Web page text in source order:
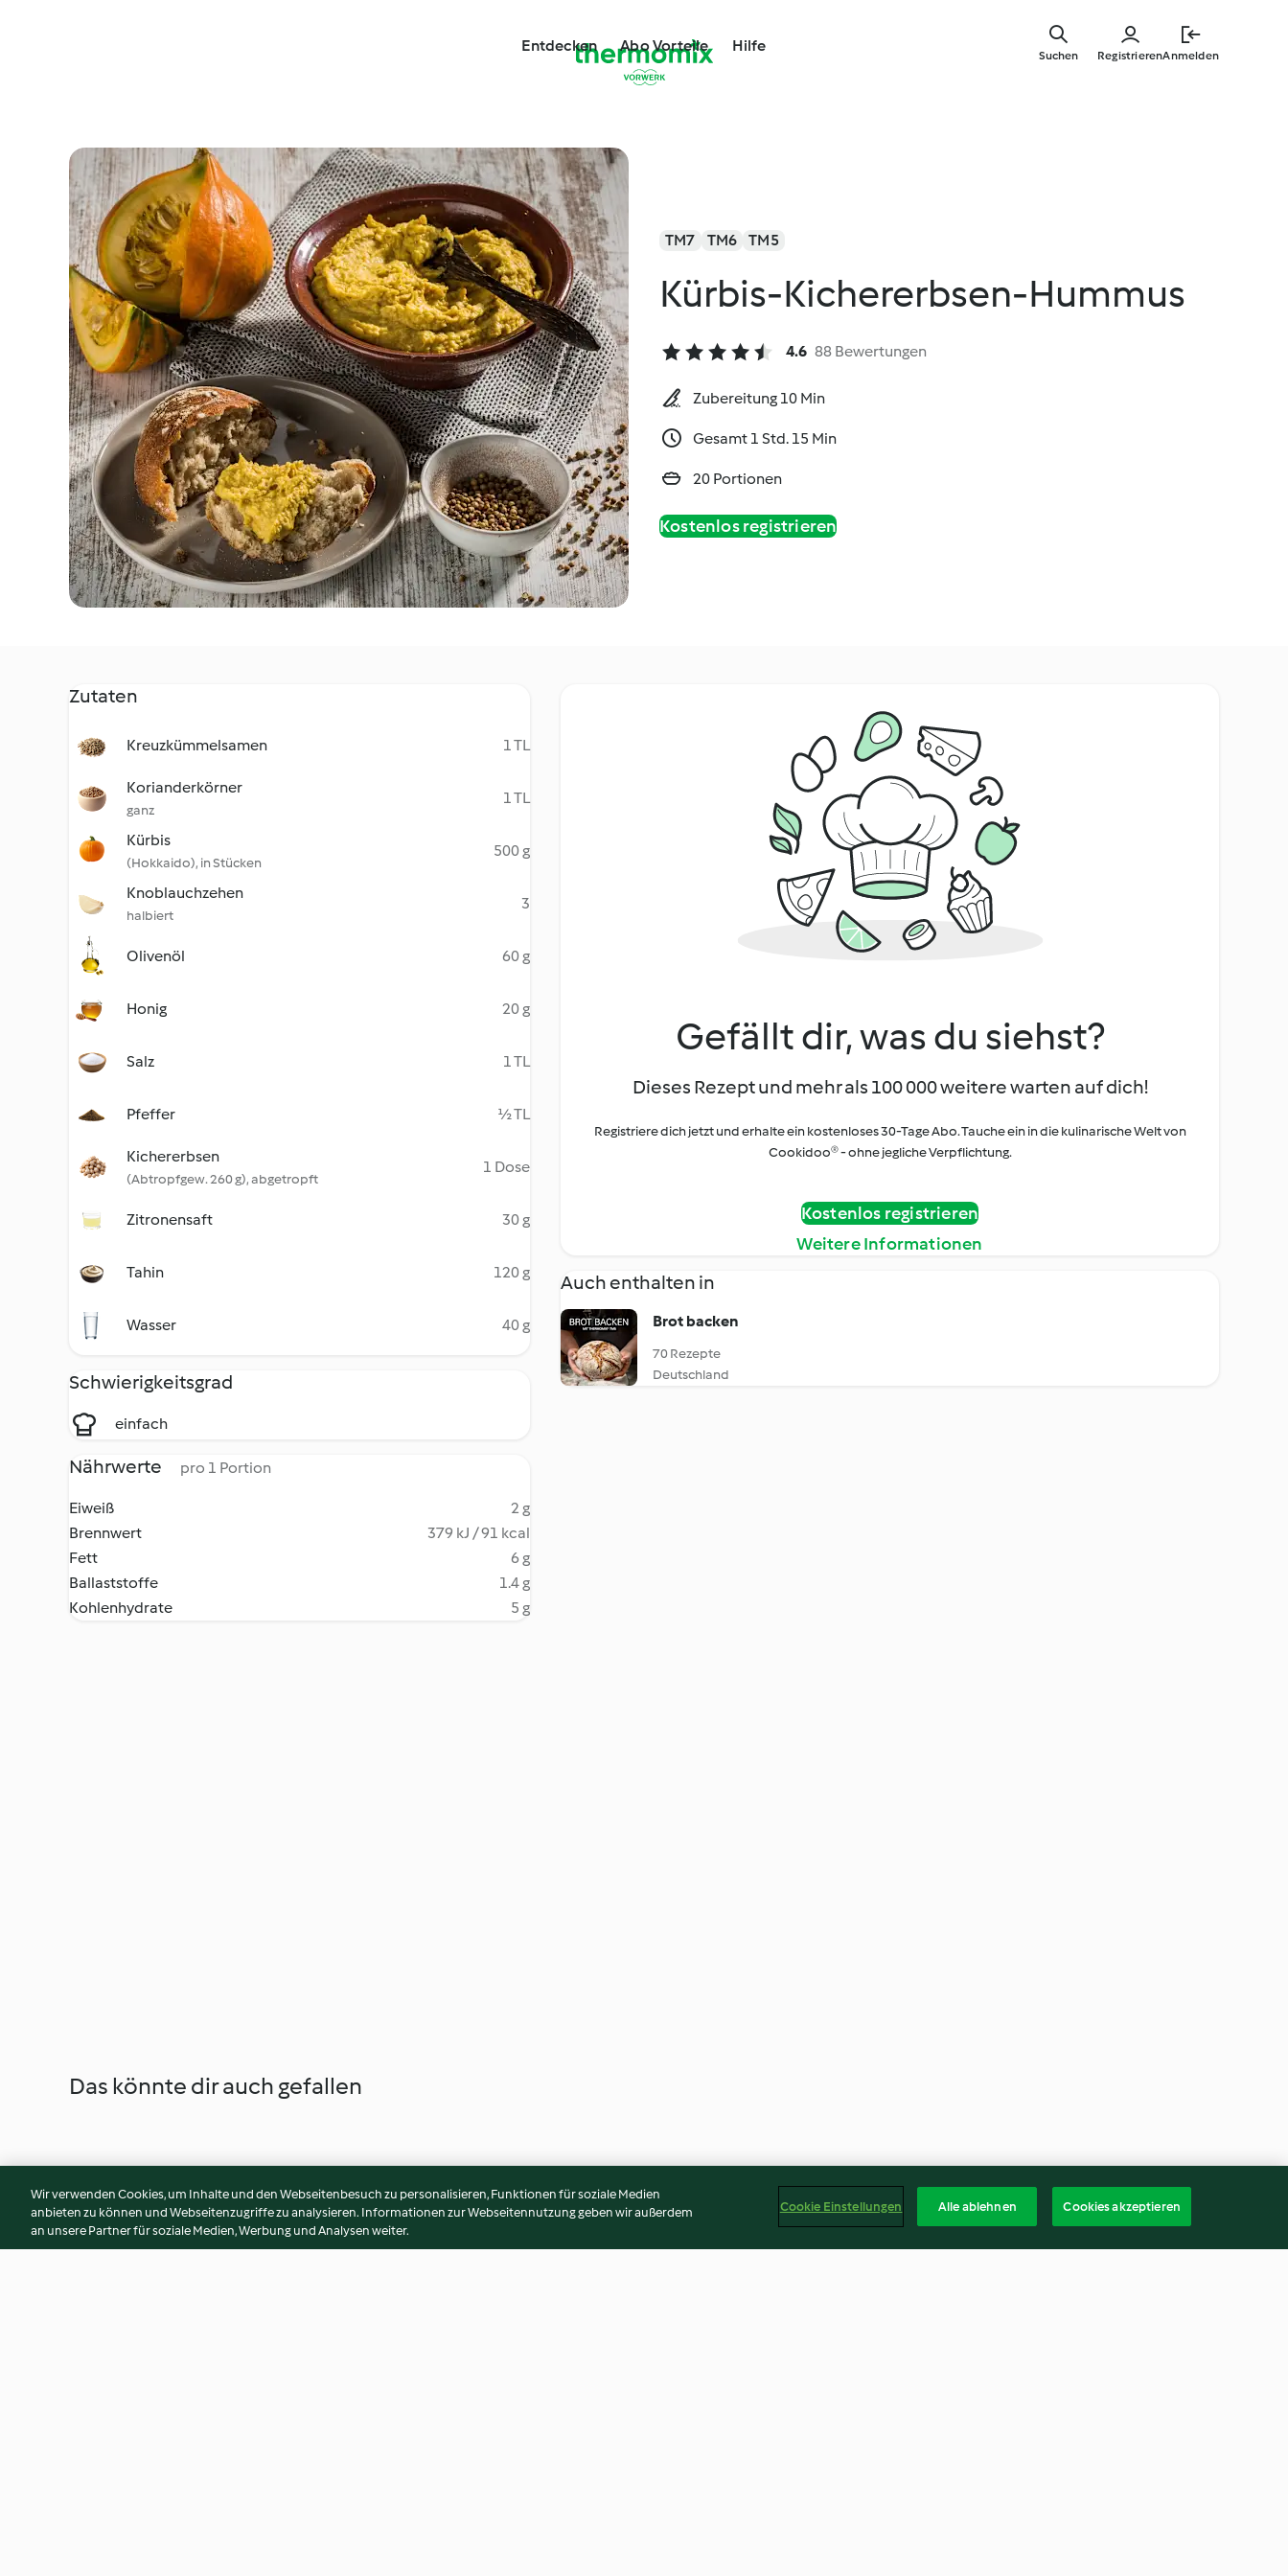
Entdecken Abo Vorteile Hilfe
RegistrierenAnmelden
Suchen
TM7 TM6 TM5
Kürbis-Kichererbsen-Hummus
4.6 88 Bewertungen
Zubereitung 10 Min
Gesamt 1 Std. 15 Min
20 Portionen
Kostenlos registrieren
Zutaten
Kreuzkümmelsamen 1 TL
Korianderkörner
ganz
1 TL
Kürbis
(Hokkaido), in Stücken
500 g
Knoblauchzehen
halbiert
3
Olivenöl 60 g
Honig 20 g
Salz 1 TL
Pfeffer ½ TL
Kichererbsen
(Abtropfgew. 260 g), abgetropft
1 Dose
Zitronensaft 30 g
Tahin 120 g
Wasser 40 g
Schwierigkeitsgrad
einfach
Nährwerte pro 1 Portion
Eiweiß
2 g
Brennwert
379 kJ / 91 kcal
Fett
6 g
Ballaststoffe
1.4 g
Kohlenhydrate
5 g
Gefällt dir, was du siehst?
Dieses Rezept und mehr als 100 000 weitere warten auf dich!
Registriere dich jetzt und erhalte ein kostenloses 30-Tage Abo. Tauche ein in die kulinarische Welt von
Cookidoo® - ohne jegliche Verpflichtung.
Kostenlos registrieren
Weitere Informationen
Auch enthalten in
Brot backen
70 Rezepte
Deutschland
Das könnte dir auch gefallen
Wir verwenden Cookies, um Inhalte und den Webseitenbesuch zu personalisieren, Funktionen für soziale Medien
anbieten zu können und Webseitenzugriffe zu analysieren. Informationen zur Webseitennutzung geben wir außerdem
an unsere Partner für soziale Medien, Werbung und Analysen weiter.
Cookie Einstellungen Alle ablehnen Cookies akzeptieren